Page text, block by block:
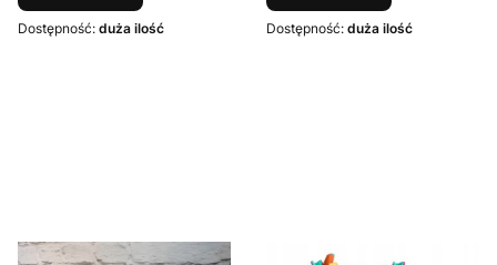
Dostępność: duża ilość Dostępność: duża ilość